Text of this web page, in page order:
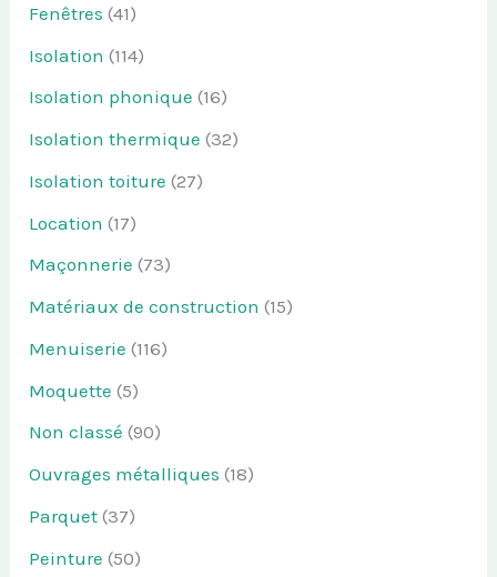
Fenêtres (41)
Isolation (114)
Isolation phonique (16)
Isolation thermique (32)
Isolation toiture (27)
Location (17)
Maçonnerie (73)
Matériaux de construction (15)
Menuiserie (116)
Moquette (5)
Non classé (90)
Ouvrages métalliques (18)
Parquet (37)
Peinture (50)